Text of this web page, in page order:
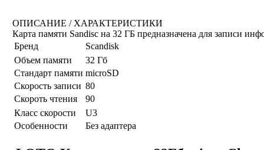
ОПИСАНИЕ / ХАРАКТЕРИСТИКИ
Карта памяти Sandisc на 32 ГБ предназначена для записи
Бренд
Scandisk
Объем памяти
32 Гб
Стандарт памяти microSD
Скорость записи 80
Скороть чтения
90
Класс скорости
U3
Особенности
Без адаптера